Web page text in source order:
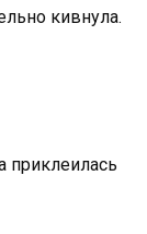
кивнула.
приклеилась